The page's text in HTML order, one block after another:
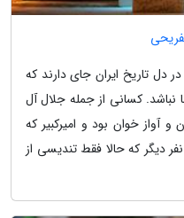
دل تاریخ ایران جای دارند که
کسانی از جمله جلال آل
آواز خوان بود و امیرکبیر که
دیگر که حالا فقط تندیسی از